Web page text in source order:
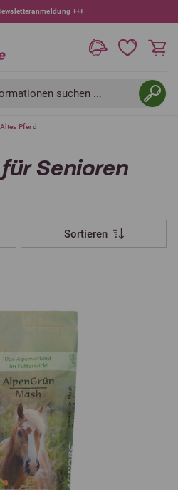
+++
suchen ...
Altes Pferd
Senioren
Sortieren